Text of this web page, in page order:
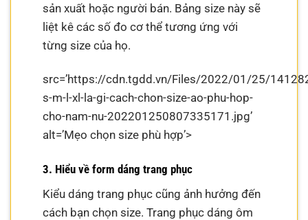
sản xuất hoặc người bán. Bảng size này sẽ
liệt kê các số đo cơ thể tương ứng với
từng size của họ.
src=’https://cdn.tgdd.vn/Files/2022/01/25/
s-m-l-xl-la-gi-cach-chon-size-ao-phu-hop-
cho-nam-nu-202201250807335171.jpg’
alt=’Mẹo chọn size phù hợp’>
3. Hiểu về form dáng trang phục
Kiểu dáng trang phục cũng ảnh hưởng đến
cách bạn chọn size. Trang phục dáng ôm